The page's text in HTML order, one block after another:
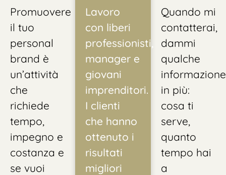
Promuovere
il tuo
personal
brand è
un’attività
che
richiede
tempo,
impegno e
costanza e
se vuoi
Lavoro
con liberi
professionisti,
manager e
giovani
imprenditori.
I clienti
che hanno
ottenuto i
risultati
migliori
Quando mi
contatterai,
dammi
qualche
informazione
in più:
cosa ti
serve,
quanto
tempo hai
a